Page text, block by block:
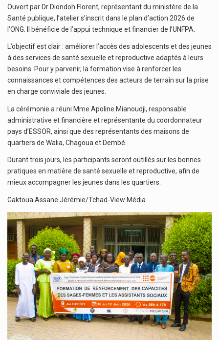
Ouvert par Dr Diondoh Florent, représentant du ministère de la
Santé publique, l’atelier s’inscrit dans le plan d’action 2026 de
l’ONG. Il bénéficie de l’appui technique et financier de l’UNFPA.
L’objectif est clair : améliorer l’accès des adolescents et des jeunes
à des services de santé sexuelle et reproductive adaptés à leurs
besoins. Pour y parvenir, la formation vise à renforcer les
connaissances et compétences des acteurs de terrain sur la prise
en charge conviviale des jeunes.
La cérémonie a réuni Mme Apoline Mianoudji, responsable
administrative et financière et représentante du coordonnateur
pays d’ESSOR, ainsi que des représentants des maisons de
quartiers de Walia, Chagoua et Dembé.
Durant trois jours, les participants seront outillés sur les bonnes
pratiques en matière de santé sexuelle et reproductive, afin de
mieux accompagner les jeunes dans les quartiers.
Gaktoua Assane Jérémie/Tchad-View Média